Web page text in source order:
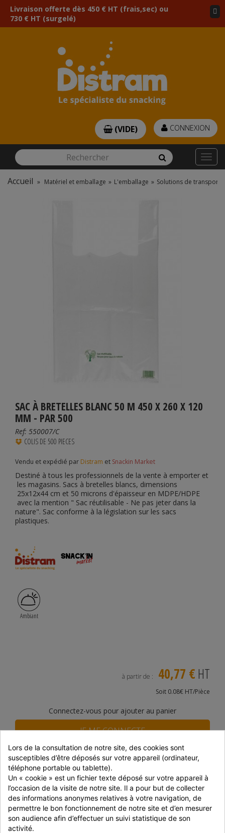
Livraison offerte dès 450 € HT (frais,sec) ou
730 € HT (surgelé)
Rechercher Rechercher
CONNEXION
(VIDE)
Accueil » Matériel et emballage » L'emballage » Solutions de transport
SAC À BRETELLES BLANC 50 Μ 450 X 260 X 120
MM - PAR 500
Ref: 550007/C
COLIS DE 500 PIECES
Vendu et expédié par Distram et Snackin Market
Destiné à tous les professionnels de la vente à emporter et
les magasins. Sacs à bretelles blancs, dimensions
25x12x44 cm et 50 microns d'épaisseur en MDPE/HDPE
avec la mention " Sac réutilisable - Ne pas jeter dans la
nature". Sac conforme à la législation sur les sacs
plastiques.
Ambiant
à partir de : 40,77 € HT
Soit 0.08€ HT/Pièce
Connectez-vous pour ajouter au panier
JE ME CONNECTE
JE M'INSCRIS
Disponibilité du produit
DISTRAM CORBAS
En stock
SNACKIN MARKET
En stock
Lors de la consultation de notre site, des cookies sont
susceptibles d’être déposés sur votre appareil (ordinateur,
téléphone portable ou tablette).
Un « cookie » est un fichier texte déposé sur votre appareil à
l’occasion de la visite de notre site. Il a pour but de collecter
des informations anonymes relatives à votre navigation, de
permettre le bon fonctionnement de notre site et d’en mesurer
son audience afin d’effectuer un suivi statistique de son
activité.